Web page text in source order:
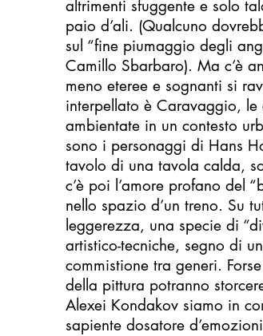
altrimenti sfuggente e solo
paio d’ali. (Qualcuno
sul “fine piumaggio degli
Camillo Sbarbaro). Ma c’è
meno eteree e sognanti si
interpellato è Caravaggio,
ambientate in un contesto
sono i personaggi di Hans
tavolo di una tavola calda,
c’è poi l’amore profano del
nello spazio d’un treno. Su
leggerezza, una specie di
artistico-tecniche, segno di
commistione tra generi.
della pittura potranno
Alexei Kondakov siamo in
sapiente dosatore